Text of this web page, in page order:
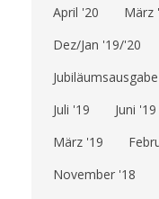
April '20
März
Dez/Jan '19/'20
Juli '19
Juni '19
März '19
November '18